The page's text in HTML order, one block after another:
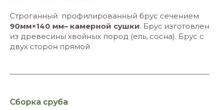
Строганный профилированный брус сечением
90мм×140 мм– камерной сушки. Брус изготовлен
из древесины хвойных пород (ель, сосна). Брус с
двух сторон прямой
Сборка сруба